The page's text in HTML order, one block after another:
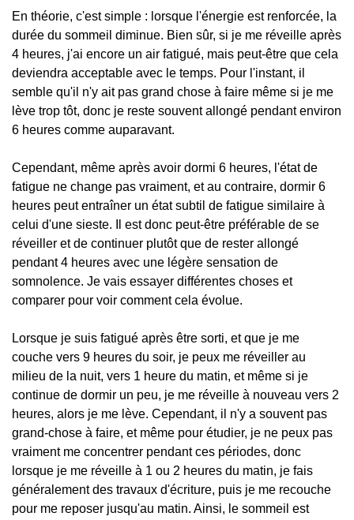
En théorie, c'est simple : lorsque l'énergie est renforcée, la
durée du sommeil diminue. Bien sûr, si je me réveille après
4 heures, j'ai encore un air fatigué, mais peut-être que cela
deviendra acceptable avec le temps. Pour l'instant, il
semble qu'il n'y ait pas grand chose à faire même si je me
lève trop tôt, donc je reste souvent allongé pendant environ
6 heures comme auparavant.
Cependant, même après avoir dormi 6 heures, l'état de
fatigue ne change pas vraiment, et au contraire, dormir 6
heures peut entraîner un état subtil de fatigue similaire à
celui d'une sieste. Il est donc peut-être préférable de se
réveiller et de continuer plutôt que de rester allongé
pendant 4 heures avec une légère sensation de
somnolence. Je vais essayer différentes choses et
comparer pour voir comment cela évolue.
Lorsque je suis fatigué après être sorti, et que je me
couche vers 9 heures du soir, je peux me réveiller au
milieu de la nuit, vers 1 heure du matin, et même si je
continue de dormir un peu, je me réveille à nouveau vers 2
heures, alors je me lève. Cependant, il n'y a souvent pas
grand-chose à faire, et même pour étudier, je ne peux pas
vraiment me concentrer pendant ces périodes, donc
lorsque je me réveille à 1 ou 2 heures du matin, je fais
généralement des travaux d'écriture, puis je me recouche
pour me reposer jusqu'au matin. Ainsi, le sommeil est